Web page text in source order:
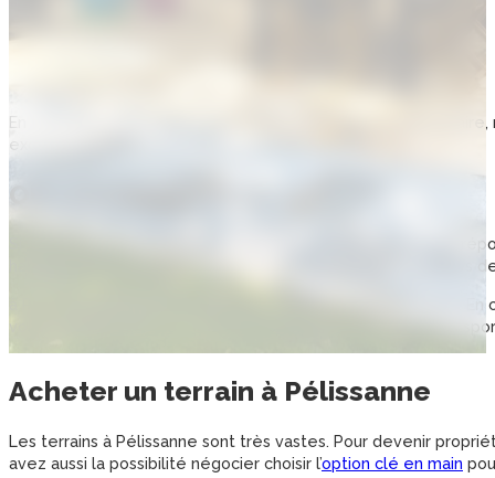
En travaillant en étroite collaboration avec chaque
excéder le budget est d’une importance capitale.
Si vous désirez vous installer dans le 13, à Pélissanne saura
habiter au cœur de la ville, dans le centre historique, ou près
à Pélissanne est parfait pour vivre en famille, ou en couple.
vos sorties, la ville a de quoi vous satisfaire : parcs, centres
Acheter un terrain à Pélissanne
Les terrains à Pélissanne sont très vastes. Pour devenir
avez aussi la possibilité négocier choisir l’option clé en main